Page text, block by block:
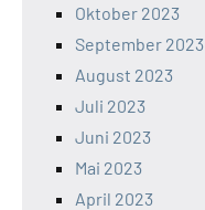
Oktober 2023
September 2023
August 2023
Juli 2023
Juni 2023
Mai 2023
April 2023